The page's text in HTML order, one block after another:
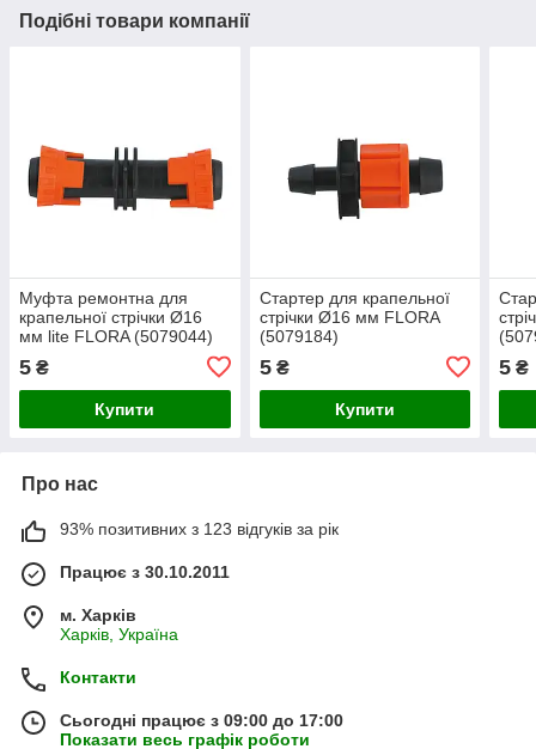
Подібні товари компанії
Муфта ремонтна для
крапельної стрічки Ø16
мм lite FLORA (5079044)
5 ₴
Купити
Стартер для крапельної
стрічки Ø16 мм FLORA
(5079184)
5₴
Купити
5 ₴
Про нас
93% позитивних з 123 відгуків за рік
Працює з 30.10.2011
м. Харків
Харків, Україна
Контакти
Сьогодні працює з 09:00 до 17:00
Показати весь графік роботи